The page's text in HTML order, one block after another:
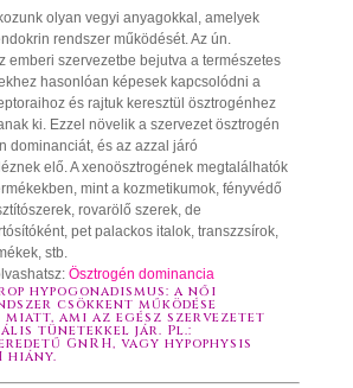
olyan vegyi anyagokkal, amelyek
rendszer működését. Az ún.
emberi szervezetbe bejutva a természetes
hasonlóan képesek kapcsolódni a
és rajtuk keresztül ösztrogénhez
ki. Ezzel növelik a szervezet ösztrogén
dominanciát, és az azzal járó
elő. A xenoösztrogének megtalálhatók
mint a kozmetikumok, fényvédő
rovarölő szerek, de
pet palackos italok, transzzsírok,
stb.
Ösztrogén dominancia
hypogonadismus: a női
csökkent működése
ami az egész szervezetet
tünetekkel jár. Pl.:
GnRH, vagy hypophysis
hiány.